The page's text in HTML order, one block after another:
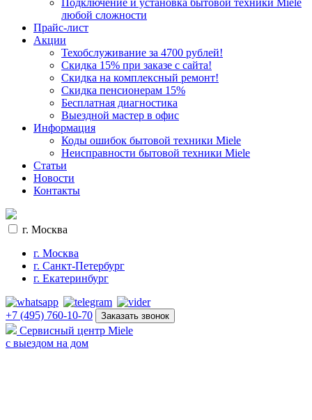
Подключение и установка бытовой техники Miele
любой сложности
Прайс-лист
Акции
Техобслуживание за 4700 рублей!
Cкидка 15% при заказе с сайта!
Скидка на комплексный ремонт!
Скидка пенсионерам 15%
Бесплатная диагностика
Выездной мастер в офис
Информация
Коды ошибок бытовой техники Miele
Неисправности бытовой техники Miele
Статьи
Новости
Контакты
г. Москва
г. Москва
г. Санкт-Петербург
г. Екатеринбург
+7 (495) 760-10-70 Заказать звонок
Сервисный центр Miele
с выездом на дом